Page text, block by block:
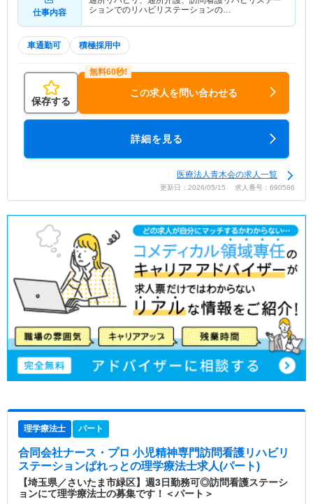
仕事内容
ションでのリハビリステーションの…
車通勤可 積極採用中
保存する
この求人を問い合わせる
詳細を見る
医療法人青木会の求人一覧
更新日：2026/05/15 求人番号：690586
理学療法士 パート
合同会社ナース・プロ 小児精神専門訪問看護リハビリ
ステーションぱれっとの理学療法士求人(パート)
【埼玉県／さいたま市緑区】週3日勤務可◎訪問看護ステーシ
ョンにて理学療法士の募集です！＜パート＞